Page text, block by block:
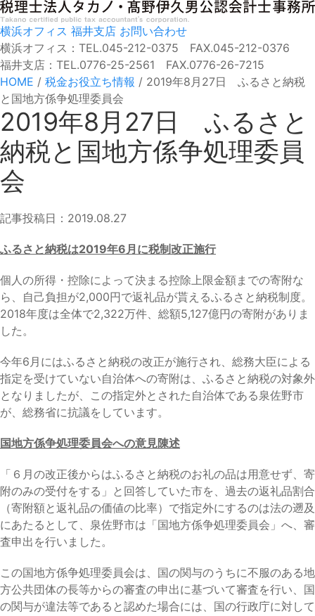
横浜オフィス 福井支店 お問い合わせ
横浜オフィス：TEL.045-212-0375 FAX.045-212-0376
福井支店：TEL.0776-25-2561 FAX.0776-26-7215
HOME / 税金お役立ち情報 / 2019年8月27日 ふるさと納税
と国地方係争処理委員会
2019年8月27日 ふるさと
納税と国地方係争処理委員
会
記事投稿日：2019.08.27
ふるさと納税は2019年6月に税制改正施行
個人の所得・控除によって決まる控除上限金額までの寄附な
ら、自己負担が2,000円で返礼品が貰えるふるさと納税制度。
2018年度は全体で2,322万件、総額5,127億円の寄附がありま
した。
今年6月にはふるさと納税の改正が施行され、総務大臣による
指定を受けていない自治体への寄附は、ふるさと納税の対象外
となりましたが、この指定外とされた自治体である泉佐野市
が、総務省に抗議をしています。
国地方係争処理委員会への意見陳述
「６月の改正後からはふるさと納税のお礼の品は用意せず、寄
附のみの受付をする」と回答していた市を、過去の返礼品割合
（寄附額と返礼品の価値の比率）で指定外にするのは法の遡及
にあたるとして、泉佐野市は「国地方係争処理委員会」へ、審
査申出を行いました。
この国地方係争処理委員会は、国の関与のうちに不服のある地
方公共団体の長等からの審査の申出に基づいて審査を行い、国
の関与が違法等であると認めた場合には、国の行政庁に対して